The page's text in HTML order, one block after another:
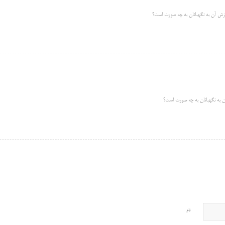
آن به نگهبانان به چه صورت است؟
به نگهبانان به چه صورت است؟
نام